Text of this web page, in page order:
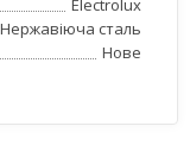
Electrolux
Нержавіюча сталь
Нове